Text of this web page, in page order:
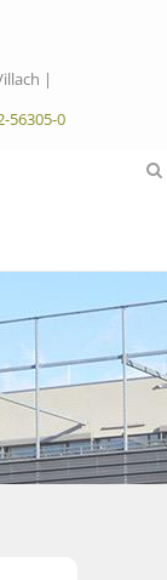
|
56305-0